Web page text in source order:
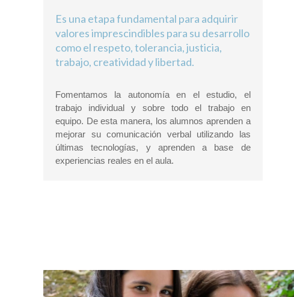
Es una etapa fundamental para adquirir
valores imprescindibles para su desarrollo
como el respeto, tolerancia, justicia,
trabajo, creatividad y libertad.
Fomentamos la autonomía en el estudio, el
trabajo individual y sobre todo el trabajo en
equipo. De esta manera, los alumnos aprenden a
mejorar su comunicación verbal utilizando las
últimas tecnologías, y aprenden a base de
experiencias reales en el aula.